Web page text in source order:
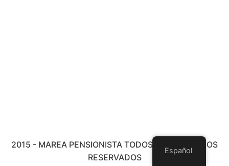
2015 - MAREA PENSIONISTA TODOS LOS DERECHOS
RESERVADOS
Español